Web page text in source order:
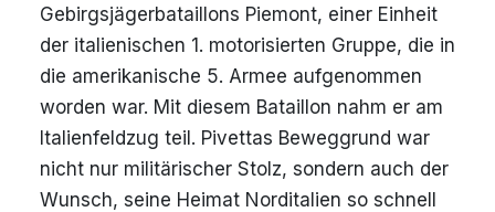
Gebirgsjägerbataillons Piemont, einer Einheit
der italienischen 1. motorisierten Gruppe, die in
die amerikanische 5. Armee aufgenommen
worden war. Mit diesem Bataillon nahm er am
Italienfeldzug teil. Pivettas Beweggrund war
nicht nur militärischer Stolz, sondern auch der
Wunsch, seine Heimat Norditalien so schnell